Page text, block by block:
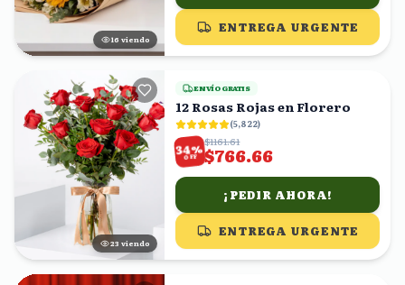
17 viendo
ENTREGA URGENTE
24 viendo
ENVÍO GRATIS
12 Rosas Rojas en Florero
(5,822)
34%
OFF
$1161.61
$766.66
¡PEDIR AHORA!
ENTREGA URGENTE